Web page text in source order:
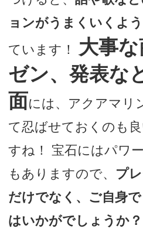
ョンがうまくいくよ
ています！ 大事
ゼン、発表な
面には、アクアマリ
て忍ばせておくのも
すね！ 宝石にはパワ
もありますので、 プ
だけでなく、ご自身
はいかがでしょうか？